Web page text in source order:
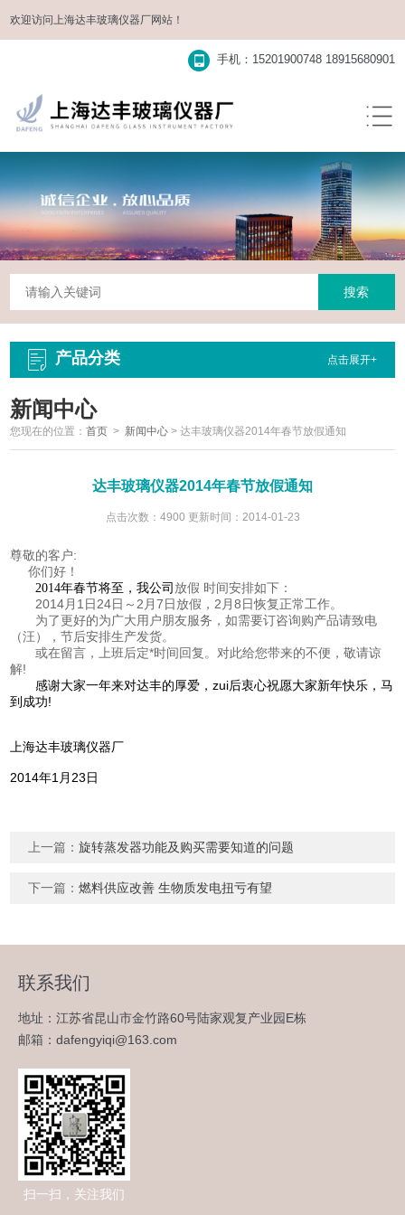
欢迎访问上海达丰玻璃仪器厂网站！
手机：15201900748 18915680901
产品分类 点击展开+
新闻中心
您现在的位置：首页 > 新闻中心 >达丰玻璃仪器2014年春节放假通知
达丰玻璃仪器2014年春节放假通知
点击次数：4900 更新时间：2014-01-23
尊敬的客户:
你们好！
2014年春节将至，我公司 放假 时间安排如下：
2014月1日24日～2月7日放假，2月8日恢复正常工作。
为了更好的为广大用户朋友服务，如需要订咨询购产品请致电
（汪），节后安排生产发货。
或在留言，上班后定*时间回复。对此给您带来的不便，敬请谅
解!
感谢大家一年来对达丰的厚爱，zui后衷心祝愿大家新年快乐，马
到成功!
上海达丰玻璃仪器厂
2014年1月23日
上一篇：旋转蒸发器功能及购买需要知道的问题
下一篇：燃料供应改善 生物质发电扭亏有望
联系我们
地址：江苏省昆山市金竹路60号陆家观复产业园E栋
邮箱：dafengyiqi@163.com
扫一扫，关注我们